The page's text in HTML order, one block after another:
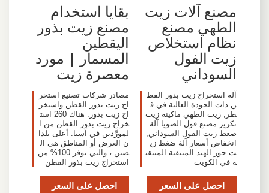
مصنع آلات زيت
الطهي مصنع
نظام استخلاص
زيت الفول
السوداني
آلة استخراج زيت بذور القط
ن ذات الجودة العالية في ق
طر; زيت الطهي ماكينة زيت
تكرير مصنع فول الصويا آلة
ضغط زيت الفول السوداني;
انخفاض أسعار آلة ضغط زي
ت جوز الهند المتبقية المتبقي
ة في الكويت
احصل على السعر
بقايا استخدام
مصنع زيت بذور
اليقطين
المسمار | مورد
معصرة زيت
مصادر شركات تصنيع استخر
اج زيت بذور القطن واستخر
اج زيت بذور. هناك 260 است
خراج زيت بذور القطن من ا
لمورِّدين في آسيا. أعلى بلدا
ن العرض أو المناطق هي ال
صين ، والتي توفر 100% من
استخراج زيت بذور القطن
احصل على السعر